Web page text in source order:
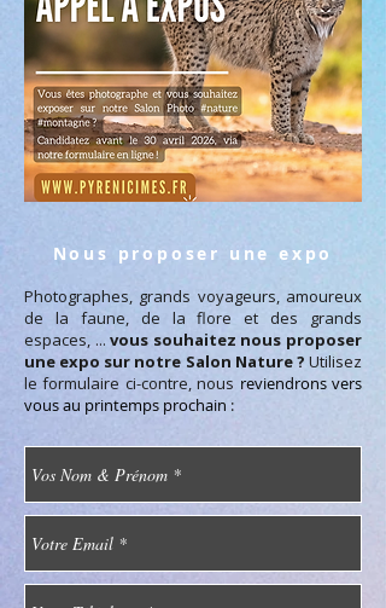
Nous proposer une expo
Photographes, grands voyageurs, amoureux
de la faune, de la flore et des grands
espaces, ...vous souhaitez nous proposer
une expo sur notre Salon Nature ? Utilisez
le formulaire ci-contre, nous reviendrons vers
vous au printemps prochain :